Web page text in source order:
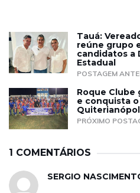
Tauá:
reúne grupo
candidatos a
Estadual
POSTAGEM
Roque Clube
e conquista
PRÓXIMO
1 COMENTÁRIOS
SERGIO